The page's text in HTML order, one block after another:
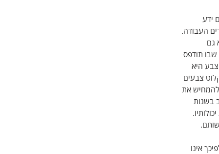
ידע
העבודה.
גם
תודפס
היא
צבעים
להמחיש את
בשנות
אינו